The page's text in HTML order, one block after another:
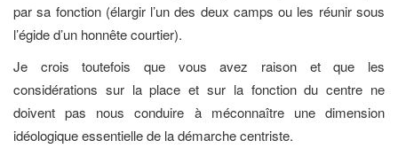
par sa fonction (élargir l’un des deux camps ou les réunir sous
l’égide d’un honnête courtier).
Je crois toutefois que vous avez raison et que les
considérations sur la place et sur la fonction du centre ne
doivent pas nous conduire à méconnaître une dimension
idéologique essentielle de la démarche centriste.